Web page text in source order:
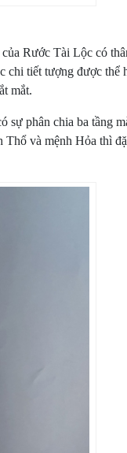
Rước Tài Lộc có
chi tiết tượng được
mắt.
phân chia ba tầng
và mệnh Hỏa thì